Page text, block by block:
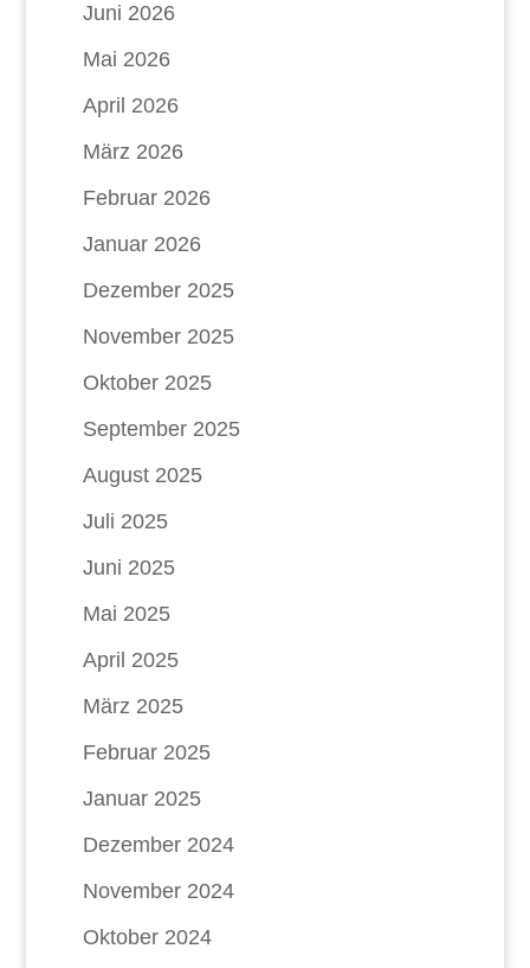
Juni 2026
Mai 2026
April 2026
März 2026
Februar 2026
Januar 2026
Dezember 2025
November 2025
Oktober 2025
September 2025
August 2025
Juli 2025
Juni 2025
Mai 2025
April 2025
März 2025
Februar 2025
Januar 2025
Dezember 2024
November 2024
Oktober 2024